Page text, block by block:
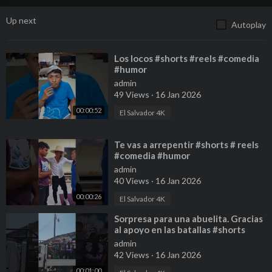
Up next Autoplay
00:00:52
⁣Los locos #shorts #reels #comedia
#humor
admin
49 Views · 16 Jan 2026
El Salvador 4K
00:00:26
⁣Te vas a arrepentir #shorts # reels
#comedia #humor
admin
40 Views · 16 Jan 2026
El Salvador 4K
⁣Sorpresa para una abuelita. Gracias
al apoyo en las batallas #shorts
#reels #AyudaSocial
admin
42 Views · 16 Jan 2026